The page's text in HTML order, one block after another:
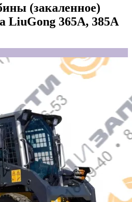
(закаленное)
LiuGong 365А, 385А